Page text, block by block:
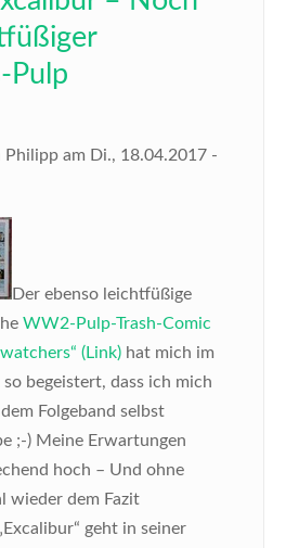
Pulp
Philipp am Di., 18.04.2017 -
Der ebenso leichtfüßige
WW2-Pulp-Trash-Comic
(Link) hat mich im
begeistert, dass ich mich
Folgeband selbst
;-) Meine Erwartungen
hoch – Und ohne
wieder dem Fazit
geht in seiner